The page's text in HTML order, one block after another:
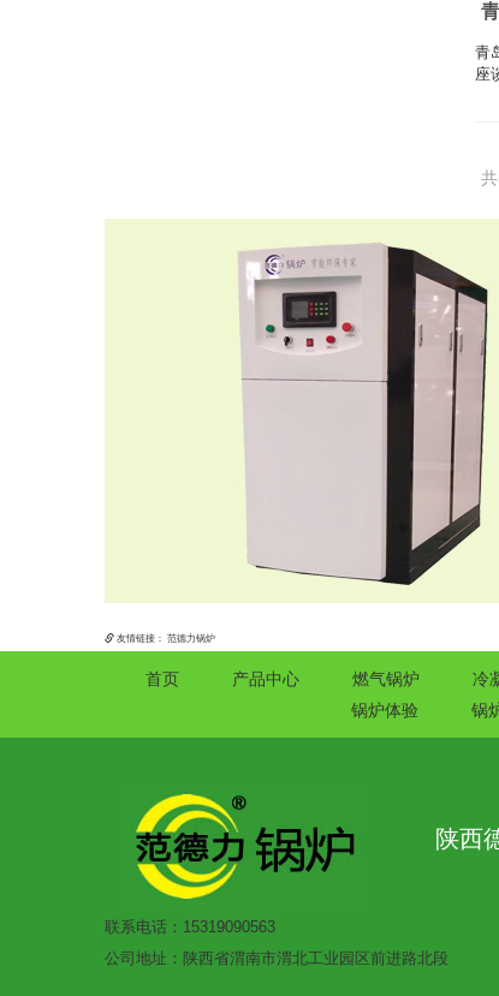
青
座
友情链接： 范德力锅炉
首页 产品中心 燃气锅炉 冷
锅炉体验
锅
陕西
联系电话：15319090563
公司地址：陕西省渭南市渭北工业园区前进路北段